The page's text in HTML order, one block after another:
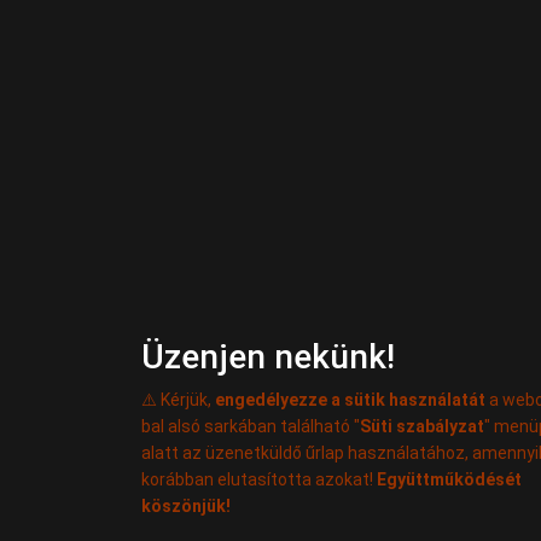
Üzenjen nekünk!
⚠️ Kérjük, engedélyezze a sütik használatát a
bal alsó sarkában található "Süti szabályzat"
alatt az üzenetküldő űrlap használatához,
korábban elutasította azokat! Együttműködését
köszönjük!